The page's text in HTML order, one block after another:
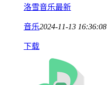
洛雪音乐最新
音乐2024-11-13 16:36:08
下载